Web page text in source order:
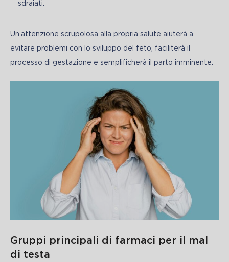
sdraiati.
Un’attenzione scrupolosa alla propria salute aiuterà a
evitare problemi con lo sviluppo del feto, faciliterà il
processo di gestazione e semplificherà il parto imminente.
Gruppi principali di farmaci per il mal
di testa